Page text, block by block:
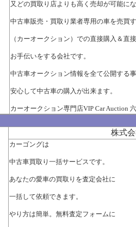
又どの買取り店よりも高く売却が可能に
中古車販売・買取り業者専用の車を売買
（カーオークション）での直接購入＆直
お手伝いをする会社です。
中古車オークション情報を全て公開する
安心して中古車の購入が出来ます。
カーオークション専門店VIP Car Auction
株式
カーゴングは
中古車買取り一括サービスです。
あなたの愛車の買取りを査定会社に
一括して依頼できます。
やり方は簡単。無料査定フォームに